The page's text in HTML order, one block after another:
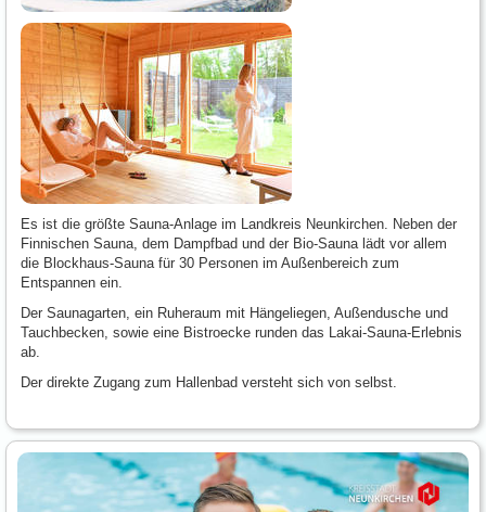
Es ist die größte Sauna-Anlage im Landkreis Neunkirchen. Neben der
Finnischen Sauna, dem Dampfbad und der Bio-Sauna lädt vor allem
die Blockhaus-Sauna für 30 Personen im Außenbereich zum
Entspannen ein.
Der Saunagarten, ein Ruheraum mit Hängeliegen, Außendusche und
Tauchbecken, sowie eine Bistroecke runden das Lakai-Sauna-Erlebnis
ab.
Der direkte Zugang zum Hallenbad versteht sich von selbst.